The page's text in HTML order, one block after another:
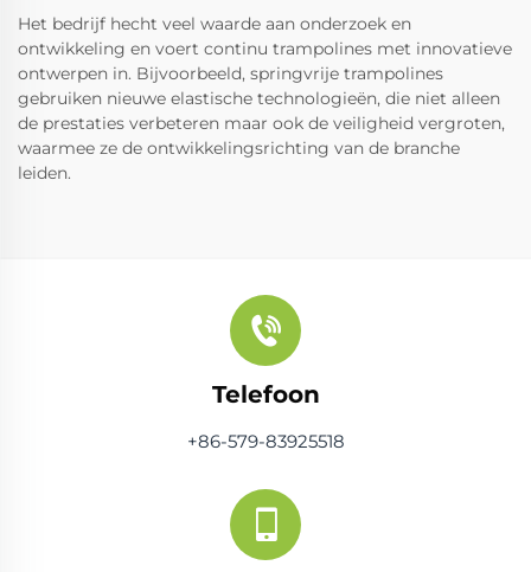
Het bedrijf hecht veel waarde aan onderzoek en
ontwikkeling en voert continu trampolines met innovatieve
ontwerpen in. Bijvoorbeeld, springvrije trampolines
gebruiken nieuwe elastische technologieën, die niet alleen
de prestaties verbeteren maar ook de veiligheid vergroten,
waarmee ze de ontwikkelingsrichting van de branche
leiden.
Telefoon
+86-579-83925518